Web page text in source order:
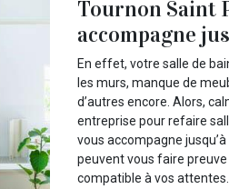
Tournon Saint
accompagne
En effet, votre salle de
les murs, manque de
d’autres encore. Alors,
entreprise pour refaire
vous accompagne
peuvent vous faire
compatible à vos